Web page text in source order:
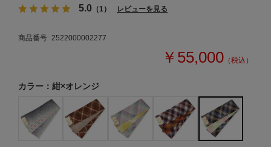
5.0 （1） レビューを見る
商品番号 2522000002277
￥55,000 （税込）
カラー：紺×オレンジ